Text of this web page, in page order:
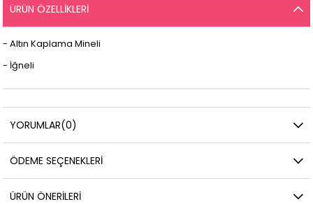
ÜRÜN ÖZELLIKLERI
- Altın Kaplama Mineli
- İğneli
YORUMLAR(0)
ÖDEME SEÇENEKLERI
ÜRÜN ÖNERILERI